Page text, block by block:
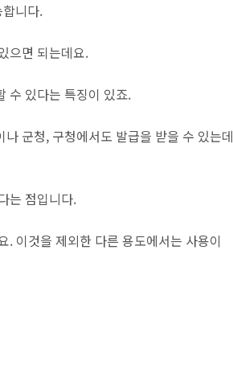
니다.
으면 되는데요.
수 있다는 특징이 있죠.
군청, 구청에서도 발급을 받을 수 있는데
는 점입니다.
. 이것을 제외한 다른 용도에서는 사용이